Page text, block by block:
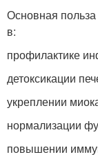
Основная
в:
профилактике
детоксикации
укреплении
нормализации
повышении